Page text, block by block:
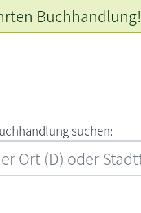
‍s‍u‍c‍h‍e‍n‍:‍
Buchhandlung!